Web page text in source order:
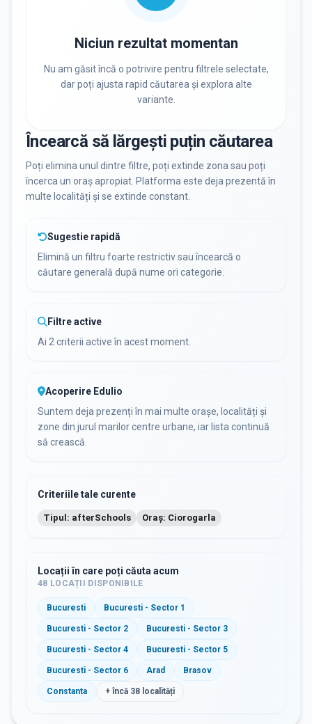
Nu există informații despre locuri libere
RECRUTARE
PRIVAT / DE STAT
Toate De stat
Toate Filtrele
Niciun rezultat momentan
Nu am găsit încă o potrivire pentru filtrele selectate,
dar poți ajusta rapid căutarea și explora alte
variante.
Încearcă să lărgești puțin căutarea
Poți elimina unul dintre filtre, poți extinde zona sau poți
încerca un oraș apropiat. Platforma este deja prezentă în
multe localități și se extinde constant.
Sugestie rapidă
Elimină un filtru foarte restrictiv sau încearcă o
căutare generală după nume ori categorie.
Filtre active
Ai 2 criterii active în acest moment.
Acoperire Edulio
Suntem deja prezenți în mai multe orașe, localități și
zone din jurul marilor centre urbane, iar lista continuă
să crească.
Criteriile tale curente
Tipul: afterSchools Oraș: Ciorogarla
Locații în care poți căuta acum
48 LOCAȚII DISPONIBILE
Bucuresti Bucuresti - Sector 1
Bucuresti - Sector 2 Bucuresti - Sector 3
Bucuresti - Sector 4 Bucuresti - Sector 5
Bucuresti - Sector 6 Arad Brasov
Constanta + încă 38 localități